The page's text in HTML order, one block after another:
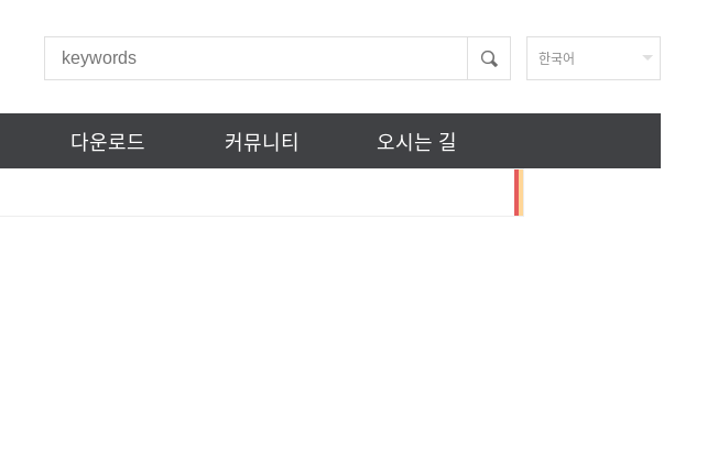
한국어
다운로드 커뮤니티 오시는 길